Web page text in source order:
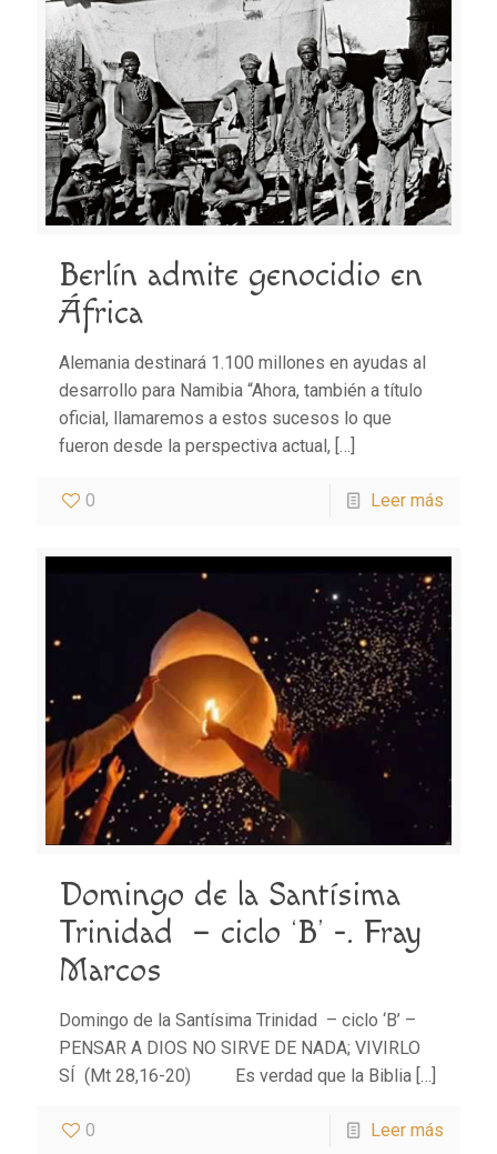
Berlín admite genocidio en
África
Alemania destinará 1.100 millones en ayudas al
desarrollo para Namibia “Ahora, también a título
oficial, llamaremos a estos sucesos lo que
fueron desde la perspectiva actual, […]
0 Leer más
Domingo de la Santísima
Trinidad – ciclo ‘B’ -. Fray
Marcos
Domingo de la Santísima Trinidad – ciclo ‘B’ –
PENSAR A DIOS NO SIRVE DE NADA; VIVIRLO
SÍ (Mt 28,16-20) Es verdad que la Biblia […]
0 Leer más